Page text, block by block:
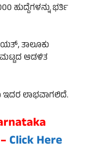
ಹುದ್ದೆಗಳನ್ನು ಭರ್ತಿ
ತಾಲೂಕು
ಆಡಳಿತ
ಇದರ ಲಾಭವಾಗಲಿದೆ.
Click Here